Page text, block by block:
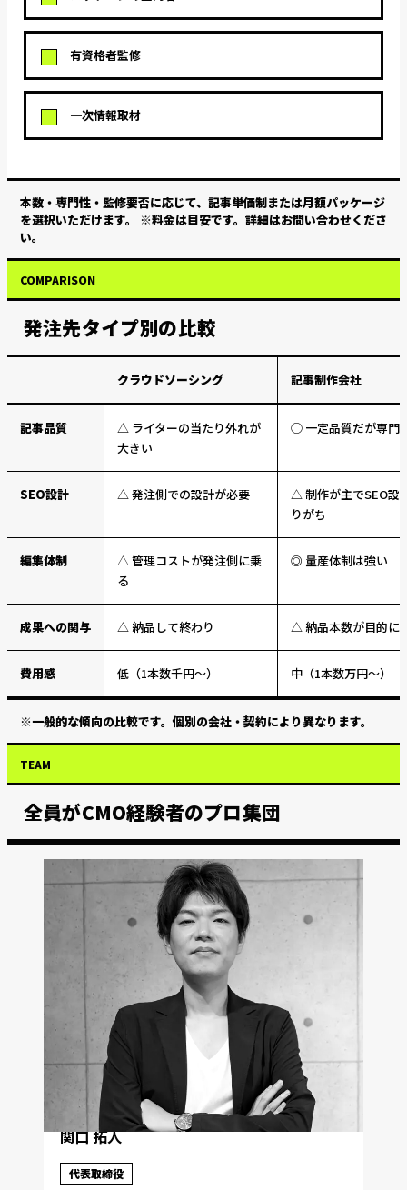
有資格者監修
一次情報取材
本数・専門性・監修要否に応じて、記事単価制または月額パッケージ
を選択いただけます。
※料金は目安です。詳細はお問い合わせくださ
い。
COMPARISON
発注先タイプ別の比較
クラウドソーシング 記事制作会社
記事品質
△ ライターの当たり外れが
大きい
◯ 一定品質だが専門
SEO設計 △ 発注側での設計が必要
△ 制作が主でSEO設
りがち
編集体制
△ 管理コストが発注側に乗
る
◎ 量産体制は強い
成果への関与 △ 納品して終わり △ 納品本数が目的に
費用感 低（1本数千円〜） 中（1本数万円〜）
※一般的な傾向の比較です。個別の会社・契約により異なります。
TEAM
全員がCMO経験者のプロ集団
関口 拓人
代表取締役